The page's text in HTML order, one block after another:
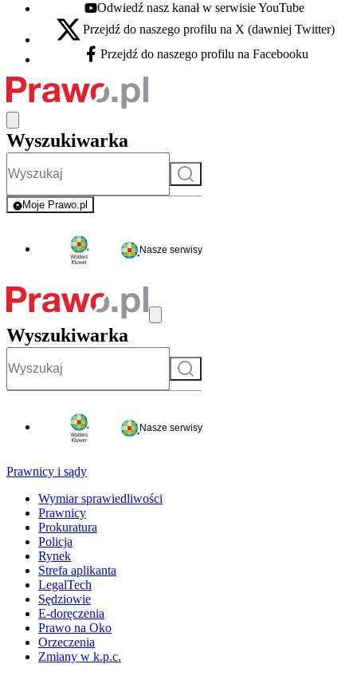
Youtube - otwiera się w nowej karcie
Odwiedź nasz kanał w serwisie YouTube
X - otwiera się w nowej karcie
Przejdź do naszego profilu na X (dawniej Twitter)
Facebook - otwiera się w nowej karcie
Przejdź do naszego profilu na Facebooku
Wyszukiwarka
Szukaj
Moje Prawo.pl
- rejestracja i logowanie do serwisu
Nasze serwisy
Wyszukiwarka
Szukaj
Nasze serwisy
Prawnicy i sądy
Wymiar sprawiedliwości
Prawnicy
Prokuratura
Policja
Rynek
Strefa aplikanta
LegalTech
Sędziowie
E-doręczenia
Prawo na Oko
Orzeczenia
Zmiany w k.p.c.